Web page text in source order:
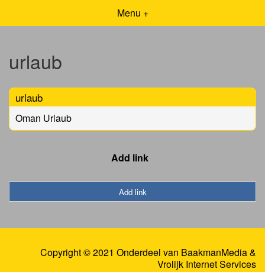
Menu +
urlaub
urlaub
Oman Urlaub
Add link
Add link
Copyright © 2021 Onderdeel van BaakmanMedia&
Vrolijk Internet Services